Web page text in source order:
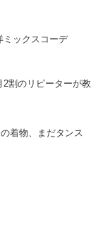
ミックスコーデ
2割のリピーターが教
着物、まだタンス